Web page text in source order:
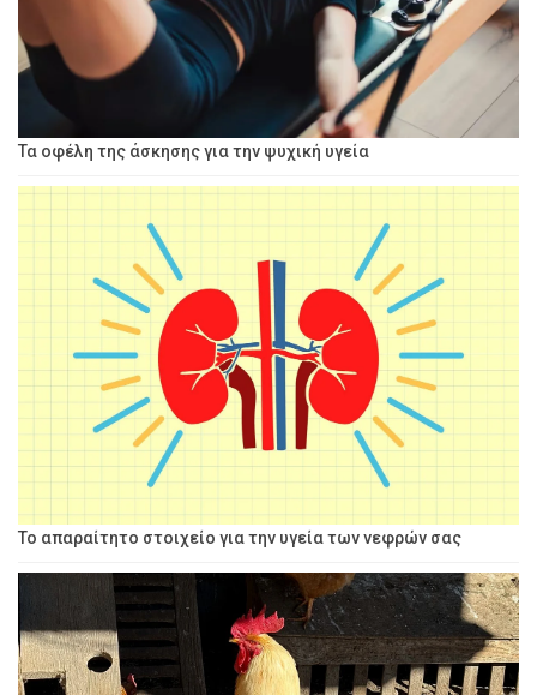
Τα οφέλη της άσκησης για την ψυχική υγεία
Το απαραίτητο στοιχείο για την υγεία των νεφρών σας